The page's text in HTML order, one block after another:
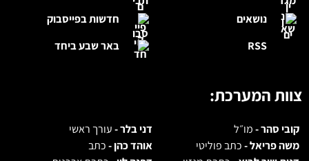
חדשות בפייסבוק
באר שבע ביחד
נושאים
RSS
צוות המערכת:
קובי סהר -מו״ל דני בלר -עורך ראשי
משה פריאל -כתב פוליטי אוהד כהן -כתב